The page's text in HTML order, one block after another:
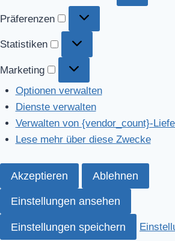
Präferenzen Präferenzen
Statistiken Statistiken
Marketing Marketing
Optionen verwalten
Dienste verwalten
Verwalten von {vendor_count}-
Lese mehr über diese Zwecke
Akzeptieren Ablehnen
Einstellungen ansehen
Einstellungen speichern